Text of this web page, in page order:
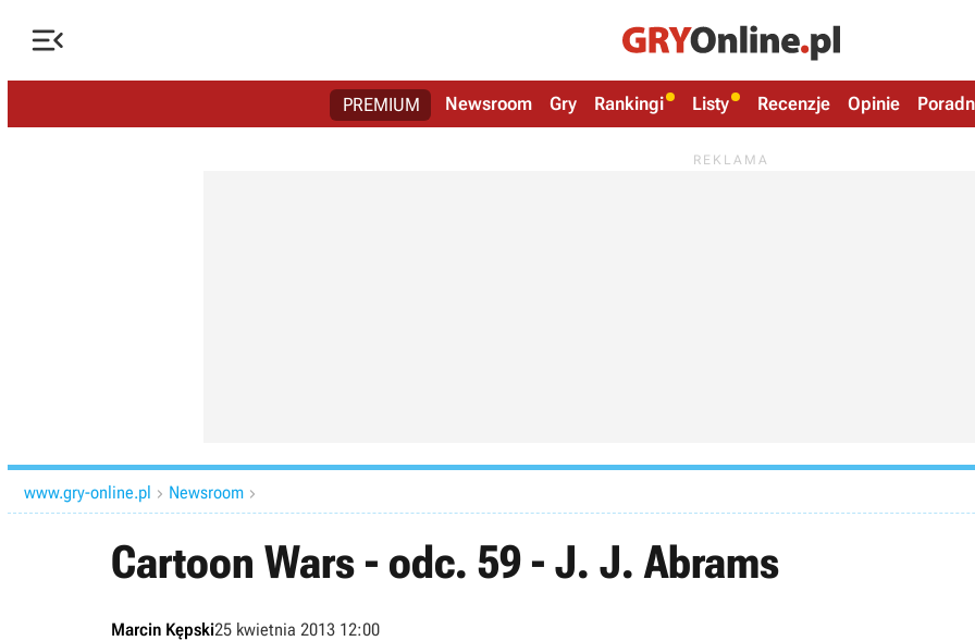

PREMIUM Newsroom Gry Rankingi Listy Recenzje Opinie
www.gry-online.pl  Newsroom 
Cartoon Wars - odc. 59 - J. J. Abrams
Marcin Kępski25 kwietnia 2013 12:00